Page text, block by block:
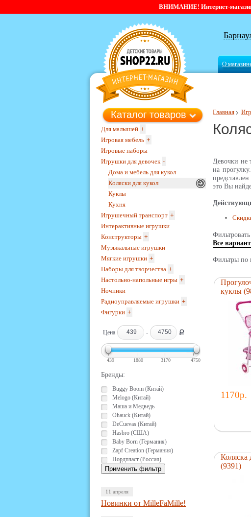
ВНИМАНИЕ! Интернет-магазин
О
Главная
Девочки не
на
это Вы
Все
Фильтры по
Каталог товаров
Для малышей +
Игровая мебель +
Игровые наборы
Игрушки для девочек -
Дома и мебель для кукол
Коляски для кукол
Куклы
Кухня
Игрушечный транспорт +
Интерактивные игрушки
Конструкторы +
Музыкальные игрушки
Мягкие игрушки +
Наборы для творчества +
Настольно-напольные игры +
Ночники
Радиоуправляемые игрушки +
Фигурки +
Цена - Ք
439 1880 3170 4750
Бренды:
Buggy Boom (Китай)
Melogo (Китай)
Маша и Медведь
Ohauck (Китай)
DeCuevas (Китай)
Hasbro (США)
Baby Born (Германия)
Zapf Creation (Германия)
Нордпласт (Россия)
11 апреля
Новинки от MilleFaMille!
куклы
1170р.
Коляска
(9391)